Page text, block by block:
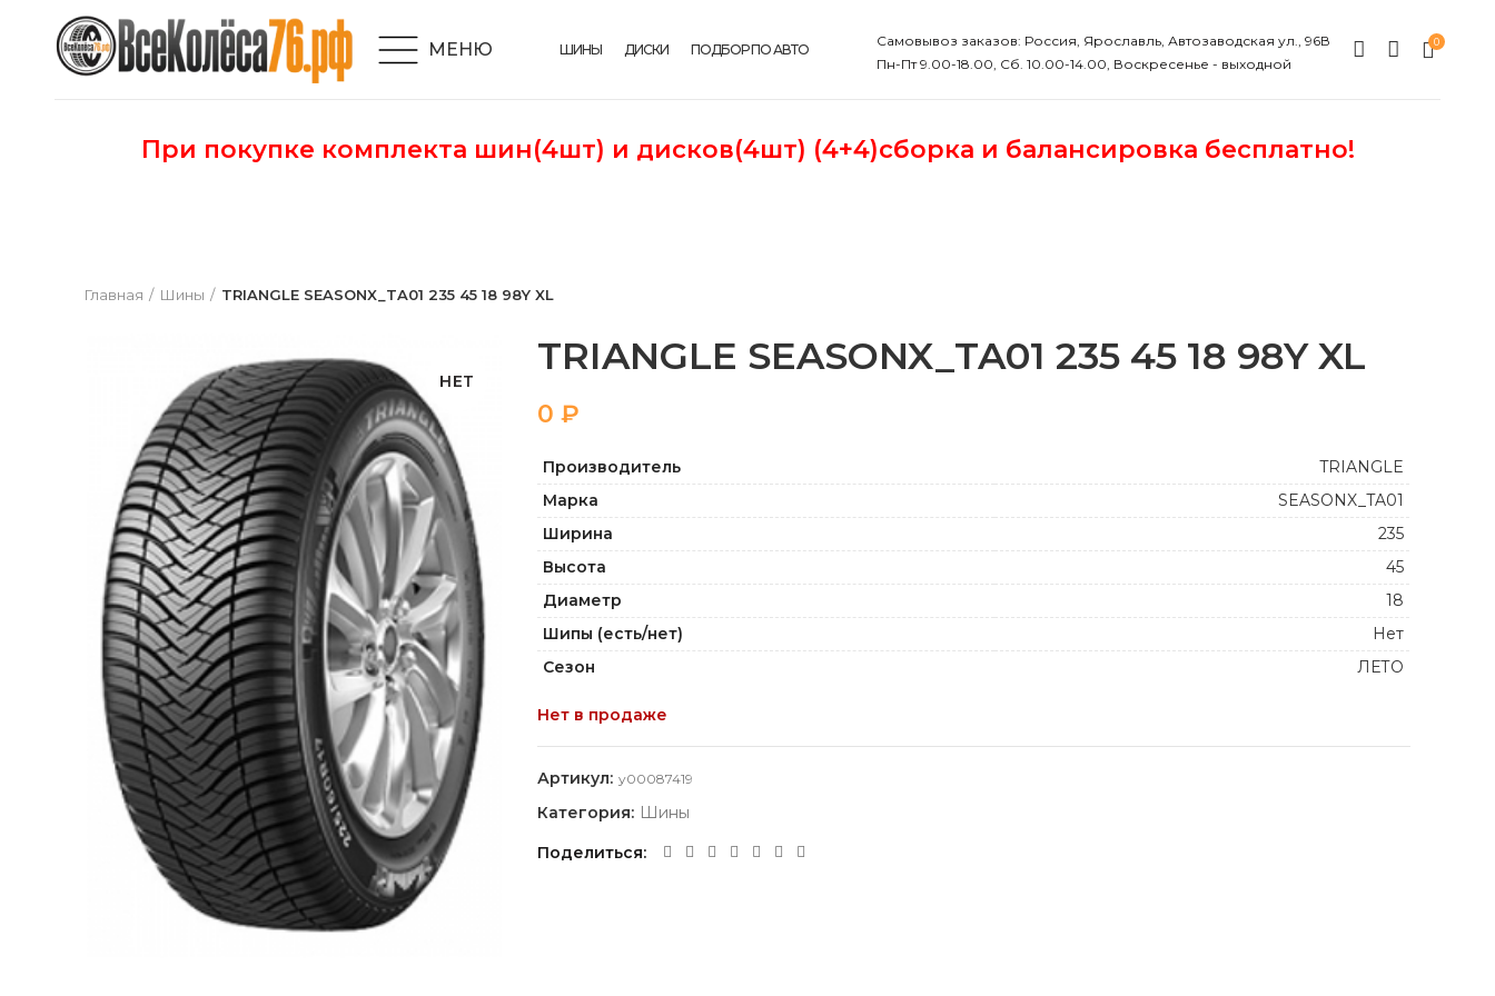
МЕНЮ ШИНЫ ДИСКИ ПОДБОР ПО АВТО
Самовывоз заказов: Россия, Ярославль, Автозаводская ул., 96В
Пн-Пт 9.00-18.00, Сб. 10.00-14.00, Воскресенье - выходной
0
При покупке комплекта шин(4шт) и дисков(4шт) (4+4)сборка и балансировка бесплатно!
Главная Шины TRIANGLE SEASONX_TA01 235 45 18 98Y XL
НЕТ
TRIANGLE SEASONX_TA01 235 45 18 98Y XL
₽
Производитель
TRIANGLE
Марка
SEASONX_TA01
Ширина
235
Высота
45
Диаметр
18
Шипы (есть/нет)
Нет
Сезон
ЛЕТО
Нет в продаже
Артикул: y00087419
Категория: Шины
Поделиться